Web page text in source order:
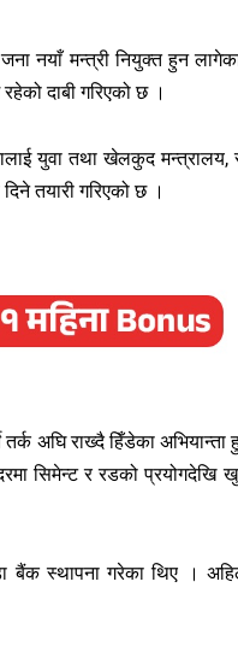
नयाँ मन्त्री नियुक्त हुन
दाबी गरिएको छ ।
युवा तथा खेलकुद मन्त्रालय,
तयारी गरिएको छ ।
अघि राख्दै हिँडेका
सिमेन्ट र रडको
स्थापना गरेका थिए । अहिले